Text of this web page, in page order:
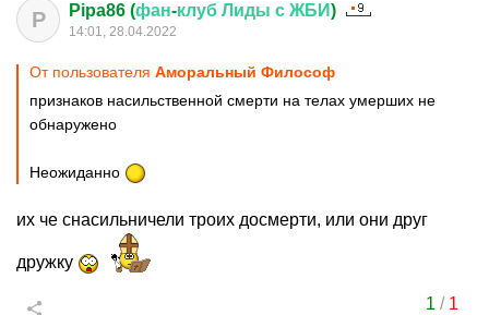
P Pipa86 (фан-клуб Лиды с ЖБИ)
14:01, 28.04.2022
От пользователя Аморальный Философ
признаков насильственной смерти на телах умерших не
обнаружено
Неожиданно
их че снасильничели троих досмерти, или они друг
дружку
1 / 1